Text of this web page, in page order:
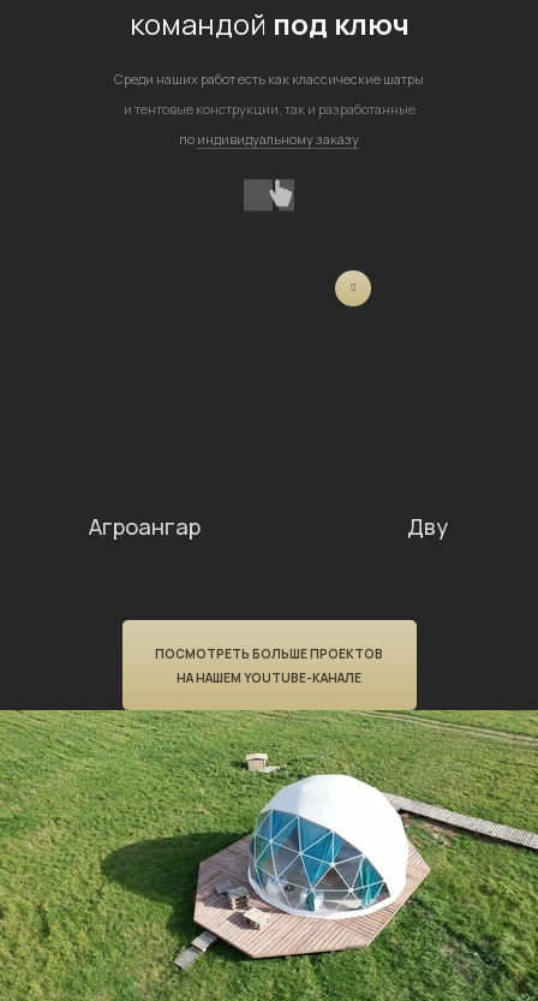
командой под ключ
Среди наших работ есть как классические шатры
и тентовые конструкции, так и разработанные
по индивидуальному заказу
Агроангар
ПОСМОТРЕТЬ БОЛЬШЕ ПРОЕКТОВ
НА НАШЕМ YOUTUBE-КАНАЛЕ